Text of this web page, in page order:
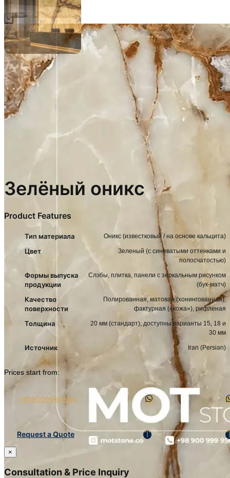
Зелёный оникс
Product Features
Тип материала Оникс (известковый / на основе кальцита)
Цвет
Зеленый (с синеватыми оттенками и
полосчатостью)
Формы выпуска
продукции
Слэбы, плитка, панели с зеркальным рисунком
(бук-матч)
Качество
поверхности
Полированная, матовая (хонингованная),
фактурная («кожа»), рифленая
Толщина
20 мм (стандарт); доступны варианты 15, 18 и
30 мм
Источник Iran (Persian)
Prices start from:
+989009999564
Request a Quote
×
Consultation & Price Inquiry